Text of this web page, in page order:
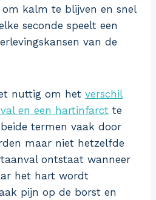
kalm te blijven en snel
seconde speelt een
van de
nuttig om het verschil
en een hartinfarct te
termen vaak door
maar niet hetzelfde
ontstaat wanneer
het hart wordt
pijn op de borst en